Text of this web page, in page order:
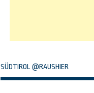
SÜDTIROL @RAUSHIER